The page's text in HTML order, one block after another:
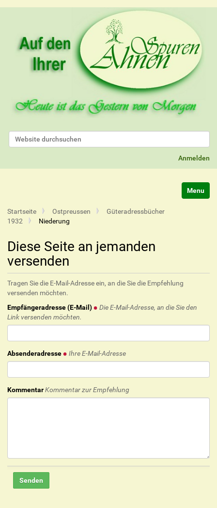
Website durchsuchen
Anmelden
Startseite Ostpreussen
Güteradressbücher
1932
Niederung
Diese Seite an jemanden
versenden
Tragen Sie die E-Mail-Adresse ein, an die Sie die Empfehlung
versenden möchten.
Empfängeradresse (E-Mail)
Die E-Mail-Adresse, an die Sie den
Link versenden möchten.
Absenderadresse Ihre E-Mail-Adresse
KommentarKommentar zur Empfehlung